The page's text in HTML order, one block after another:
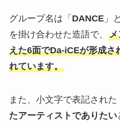
グループ名は「 DANCE」
を掛け合わせた造語で、 メ
えた6面でDa-iCEが形成さ
れています。
また、小文字で表記された
たアーティストでありたい